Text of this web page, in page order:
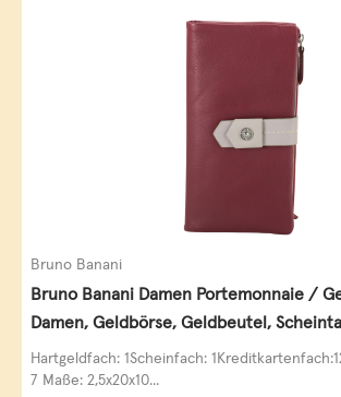
Bruno Banani
Bruno Banani Damen Portemonnaie /
Damen, Geldbörse, Geldbeutel,
Leder
Hartgeldfach: 1Scheinfach:
7 Maße: 2,5x20x10...